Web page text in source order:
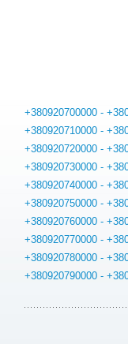
+380920700000 -
+380920710000 -
+380920720000 -
+380920730000 -
+380920740000 -
+380920750000 -
+380920760000 -
+380920770000 -
+380920780000 -
+380920790000 -